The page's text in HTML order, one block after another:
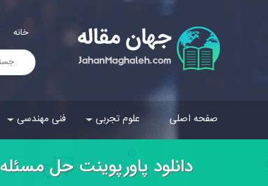
خانه
صفحه اصلی علوم تجربی فنی مهندسی
دانلود پاورپوینت حل مسئله